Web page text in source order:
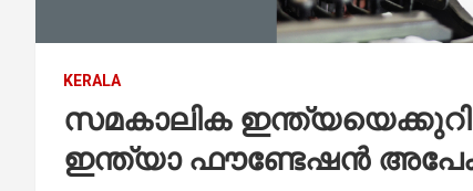
KERALA
സമകാലിക
ഇന്ത്യാ ഫൗണ്ടേഷന്‍